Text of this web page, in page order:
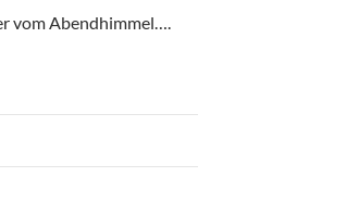
vom Abendhimmel….